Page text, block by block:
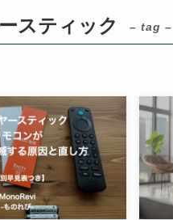
スティック – tag –